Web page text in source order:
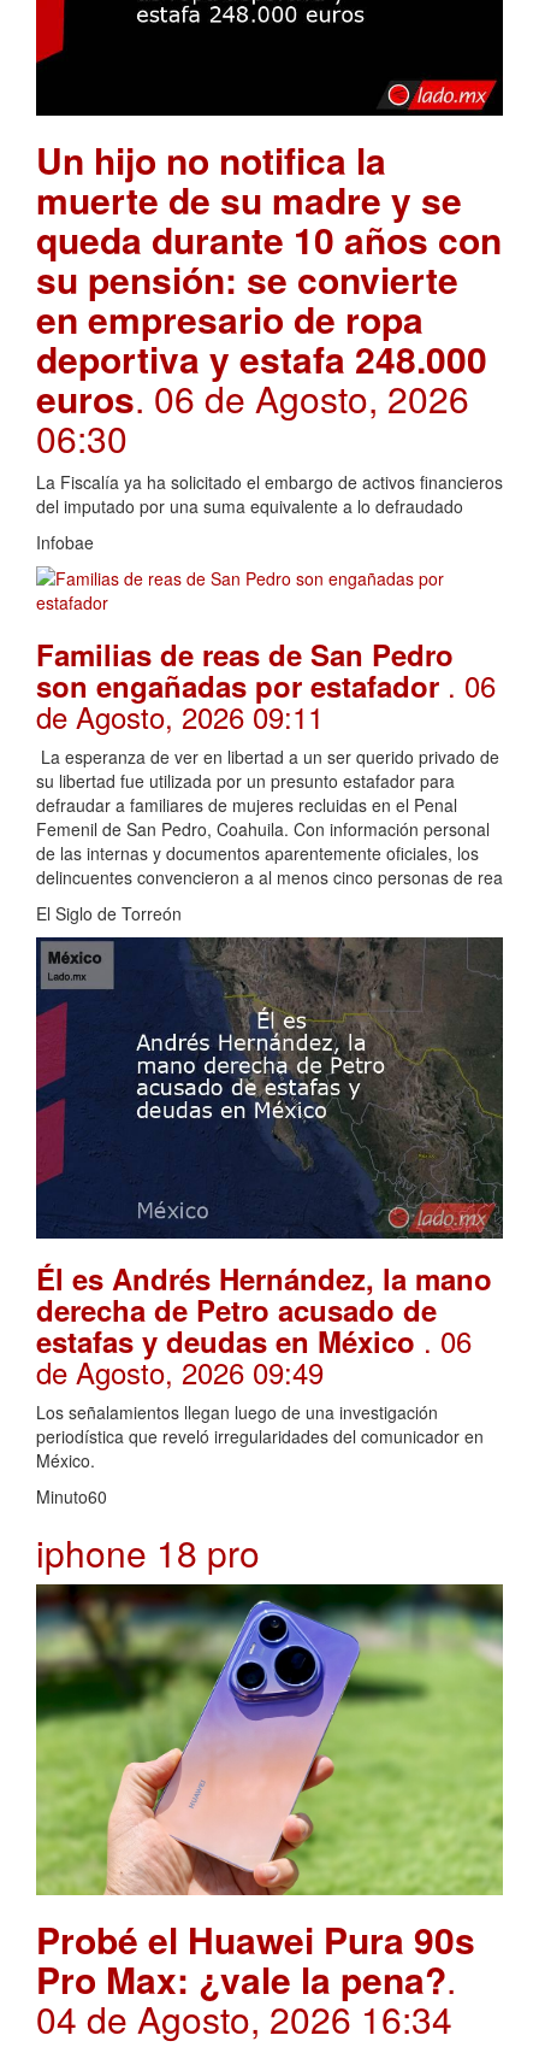
Un hijo no notifica la
muerte de su madre y se
queda durante 10 años con
su pensión: se convierte
en empresario de ropa
deportiva y estafa 248.000
euros. 06 de Agosto, 2026
06:30
La Fiscalía ya ha solicitado el embargo de activos financieros
del imputado por una suma equivalente a lo defraudado
Infobae
Familias de reas de San Pedro
son engañadas por estafador . 06
de Agosto, 2026 09:11
La esperanza de ver en libertad a un ser querido privado de
su libertad fue utilizada por un presunto estafador para
defraudar a familiares de mujeres recluidas en el Penal
Femenil de San Pedro, Coahuila. Con información personal
de las internas y documentos aparentemente oficiales, los
delincuentes convencieron a al menos cinco personas de rea
El Siglo de Torreón
Él es Andrés Hernández, la mano
derecha de Petro acusado de
estafas y deudas en México . 06
de Agosto, 2026 09:49
Los señalamientos llegan luego de una investigación
periodística que reveló irregularidades del comunicador en
México.
Minuto60
iphone 18 pro
Probé el Huawei Pura 90s
Pro Max: ¿vale la pena?.
04 de Agosto, 2026 16:34